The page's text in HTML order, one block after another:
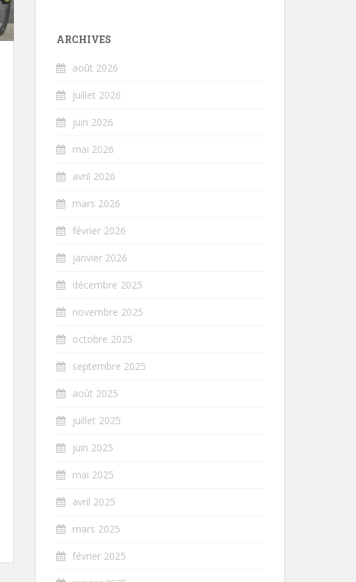
ARCHIVES
août 2026
juillet 2026
juin 2026
mai 2026
avril 2026
mars 2026
février 2026
janvier 2026
décembre 2025
novembre 2025
octobre 2025
septembre 2025
août 2025
juillet 2025
juin 2025
mai 2025
avril 2025
mars 2025
février 2025